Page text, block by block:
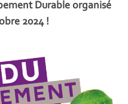
Durable organisé
2024 !